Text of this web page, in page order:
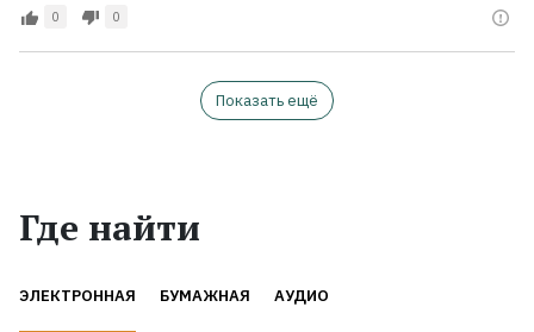
0 0
Показать ещё
Где найти
ЭЛЕКТРОННАЯ БУМАЖНАЯ АУДИО